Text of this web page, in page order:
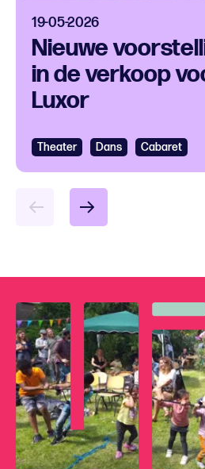
19-05-2026
Nieuwe
in de verkoop
Luxor
Theater Dans Cabaret